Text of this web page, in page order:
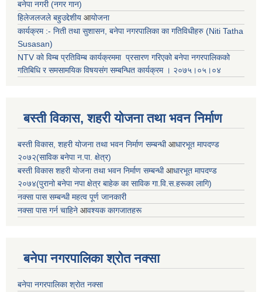
बनेपा नगरी (नगर गान)
हिलेजलजले बहुउद्देशीय आयोजना
कार्यक्रम :- निती तथा सुशासन, बनेपा नगरपालिका का गतिविधीहरु (Niti Tatha
Susasan)
NTV को विम्ब प्रतिविम्ब कार्यक्रममा प्रसारण गरिएकोबनेपा नगरपालिकको
गतिबिधि र समसामयिक विषयसंग सम्बन्धित कार्यक्रम । २०७५।०५।०४
बस्ती विकास, शहरी योजना तथा भवन निर्माण
बस्ती विकास, शहरी योजना तथा भवन निर्माण सम्बन्धीआधारभूत मापदण्ड
२०७२(साविक बनेपा न.पा. क्षेत्र)
बस्ती विकास शहरी योजना तथा भवन निर्माण सम्बन्धीआधारभूत मापदण्ड
२०७४(पुरानो बनेपा नपा क्षेत्र बाहेक का साविक गा.वि.स.हरूका लागि)
नक्सा पास सम्बन्धी महत्व पूर्ण जानकारी
नक्सा पास गर्न चाहिने आवश्यक कागजातहरू
बनेपा नगरपालिका श्रोत नक्सा
बनेपा नगरपालिका श्रोत नक्सा